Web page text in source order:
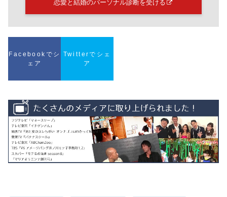
恋愛と結婚のパーソナル診断を受ける
Facebookでシ
ェア
Twitterでシェ
ア